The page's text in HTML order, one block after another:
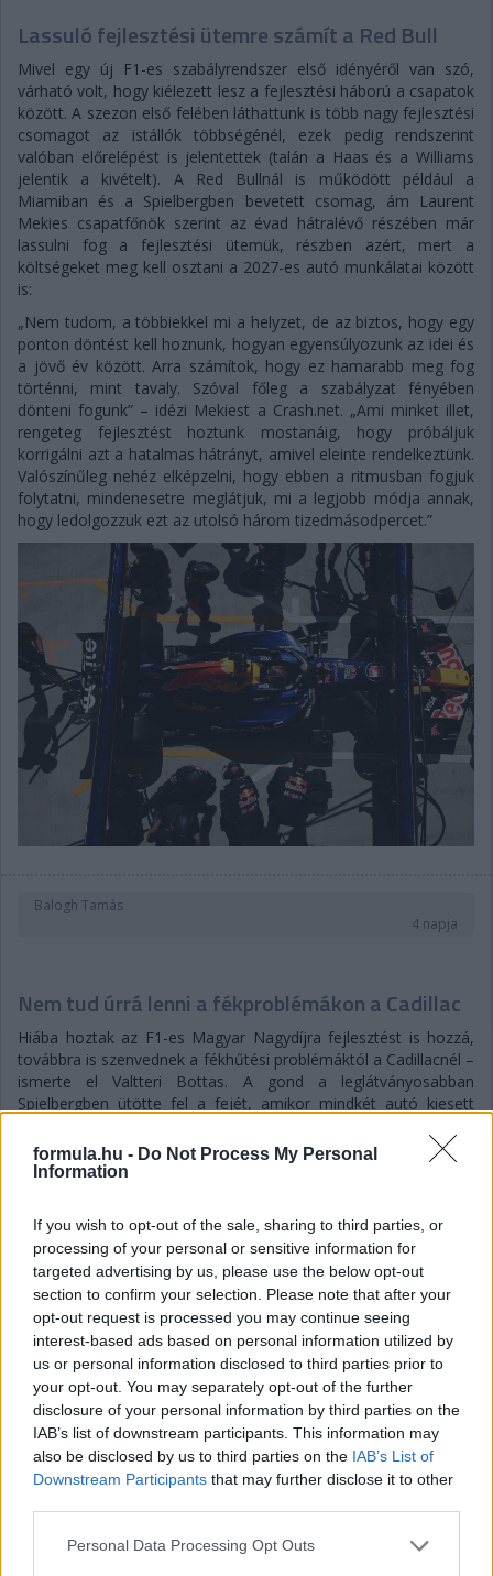
formula.hu - Do Not Process My Personal
Information
If you wish to opt-out of the sale, sharing to third parties, or
processing of your personal or sensitive information for
targeted advertising by us, please use the below opt-out
section to confirm your selection. Please note that after your
opt-out request is processed you may continue seeing
interest-based ads based on personal information utilized by
us or personal information disclosed to third parties prior to
your opt-out. You may separately opt-out of the further
disclosure of your personal information by third parties on the
IAB’s list of downstream participants. This information may
also be disclosed by us to third parties on the IAB’s List of
Downstream Participants that may further disclose it to other
Please note that this website/app uses one or more Google
Personal Data Processing Opt Outs
Lassuló fejlesztési ütemre számít a Red Bull
Mivel egy új F1-es szabályrendszer első idényéről van szó,
várható volt, hogy kiélezett lesz a fejlesztési háború a csapatok
között. A szezon első felében láthattunk is több nagy fejlesztési
csomagot az istállók többségénél, ezek pedig rendszerint
valóban előrelépést is jelentettek (talán a Haas és a Williams
jelentik a kivételt). A Red Bullnál is működött például a
Miamiban és a Spielbergben bevetett csomag, ám Laurent
Mekies csapatfőnök szerint az évad hátralévő részében már
lassulni fog a fejlesztési ütemük, részben azért, mert a
költségeket meg kell osztani a 2027-es autó munkálatai között
is:
„Nem tudom, a többiekkel mi a helyzet, de az biztos, hogy egy
ponton döntést kell hoznunk, hogyan egyensúlyozunk az idei és
a jövő év között. Arra számítok, hogy ez hamarabb meg fog
történni, mint tavaly. Szóval főleg a szabályzat fényében
dönteni fogunk” – idézi Mekiest a Crash.net. „Ami minket illet,
rengeteg fejlesztést hoztunk mostanáig, hogy próbáljuk
korrigálni azt a hatalmas hátrányt, amivel eleinte rendelkeztünk.
Valószínűleg nehéz elképzelni, hogy ebben a ritmusban fogjuk
folytatni, mindenesetre meglátjuk, mi a legjobb módja annak,
hogy ledolgozzuk ezt az utolsó három tizedmásodpercet.”
Balogh Tamás
4 napja
Nem tud úrrá lenni a fékproblémákon a Cadillac
Hiába hoztak az F1-es Magyar Nagydíjra fejlesztést is hozzá,
továbbra is szenvednek a fékhűtési problémáktól a Cadillacnél –
ismerte el Valtteri Bottas. A gond a leglátványosabban
Spielbergben ütötte fel a fejét, amikor mindkét autó kiesett
Hungaroringre már új fékhűtő csatornával készült, de a
kanyarokkal tűzdelt mogyoródi pálya és a hőség ismét előhozta
A finn elismerte: a Magyar Nagydíjon bebizonyosodott, hogy
újítás ide vagy oda, nagyobb légáramlásra van szükség a
fékeknél, még ha extrém is volt a helyszín meg a hőmérséklet.
Bottas a konkrét gondokat is részletezte a Crash.net hasábjain:
„A fékek egyszerűen túlmelegednek, és eljutunk arra a pontra,
amikor belül minden elkezd égni. És ez nyilván mindent
tönkretesz. Tulajdonképpen a bevezető körömben teljesen
elszálltak a fékek, mert szerintem a fékvezetékek elégtek. Ezért
kellett a bokszbejárati fal mellett megállnom az autóval.”